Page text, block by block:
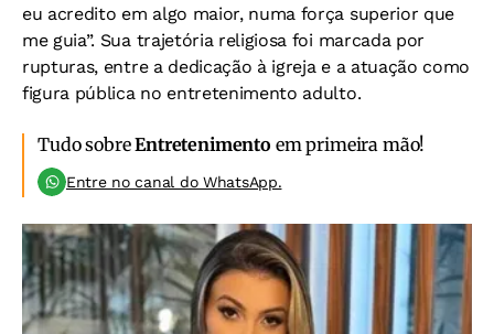
eu acredito em algo maior, numa força superior que
me guia”. Sua trajetória religiosa foi marcada por
rupturas, entre a dedicação à igreja e a atuação como
figura pública no entretenimento adulto.
Tudo sobreEntretenimento em primeira mão!
Entre no canal do WhatsApp.